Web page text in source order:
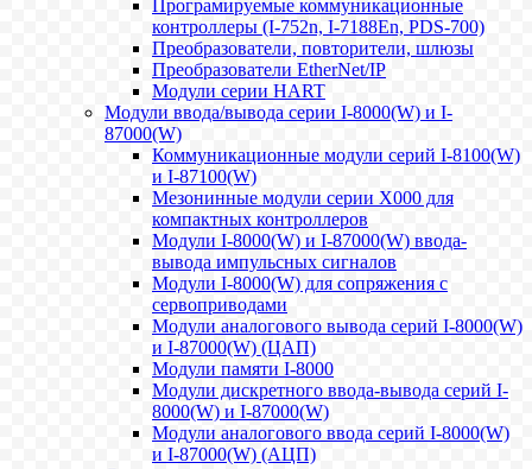
Програмируемые коммуникационные
контроллеры (I-752n, I-7188En, PDS-700)
Преобразователи, повторители, шлюзы
Преобразователи EtherNet/IP
Модули серии HART
Модули ввода/вывода серии I-8000(W) и I-
87000(W)
Коммуникационные модули серий I-8100(W)
и I-87100(W)
Мезонинные модули серии X000 для
компактных контроллеров
Модули I-8000(W) и I-87000(W) ввода-
вывода импульсных сигналов
Модули I-8000(W) для сопряжения с
сервоприводами
Модули аналогового вывода серий I-8000(W)
и I-87000(W) (ЦАП)
Модули памяти I-8000
Модули дискретного ввода-вывода серий I-
8000(W) и I-87000(W)
Модули аналогового ввода серий I-8000(W)
и I-87000(W) (АЦП)